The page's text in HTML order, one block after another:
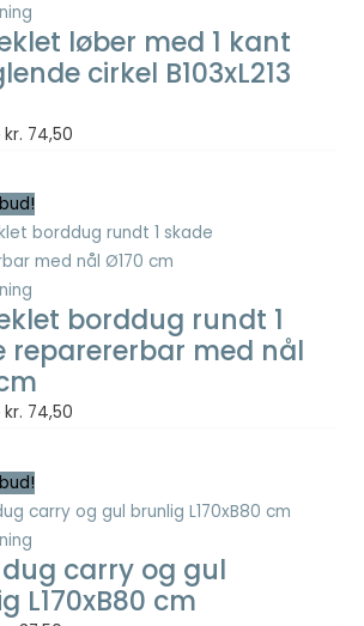
løber med 1 kant
cirkel B103xL213
Den
pris
var:
kr. 149,00.
kr. 74,50
er:
kr. 74,50.
borddug rundt 1
reparererbar med nål
Den
pris
var:
kr. 149,00.
kr. 74,50
kr. 74,50.
dug carry og gul
L170xB80 cm